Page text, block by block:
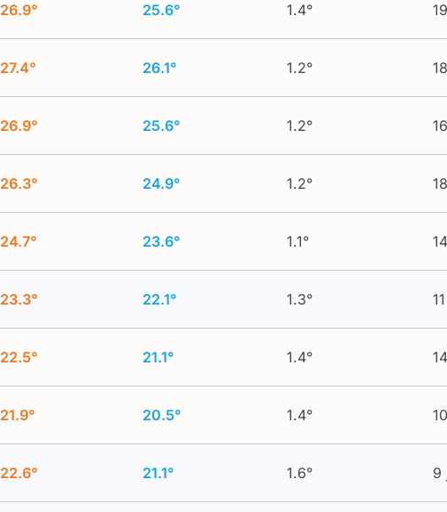
26.9° 25.6° 1.4°
27.4° 26.1° 1.2°
26.9° 25.6° 1.2°
26.3° 24.9° 1.2°
24.7° 23.6° 1.1°
23.3° 22.1° 1.3°
22.5° 21.1° 1.4°
21.9° 20.5° 1.4°
22.6° 21.1° 1.6° 9